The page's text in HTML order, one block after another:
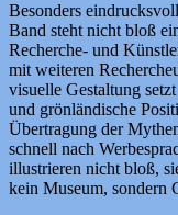
Besonders
Band steht nicht bloß
Recherche- und
mit weiteren
visuelle Gestaltung
und grönländische
Übertragung der
schnell nach
illustrieren nicht bloß,
kein Museum, sondern